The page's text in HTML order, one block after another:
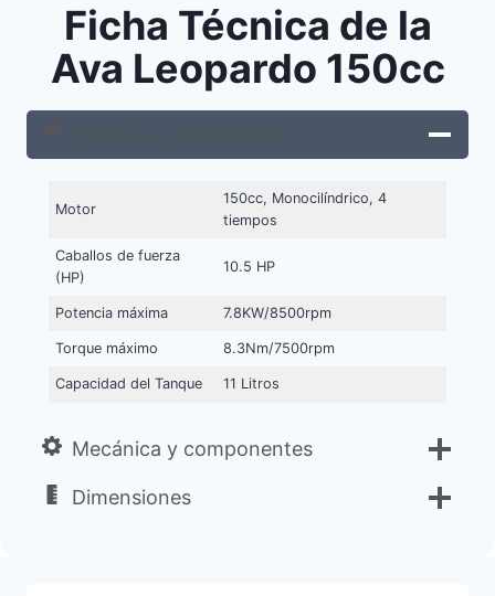
Ficha Técnica de la
Ava Leopardo 150cc
Motor
150cc, Monocilíndrico, 4
tiempos
Caballos de fuerza
(HP)
10.5 HP
Potencia máxima 7.8KW/8500rpm
Torque máximo 8.3Nm/7500rpm
Capacidad del Tanque 11 Litros
Mecánica y componentes
Dimensiones